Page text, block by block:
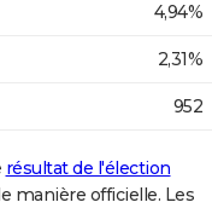
4,94%
2,31%
952
résultat de l'élection
manière officielle. Les